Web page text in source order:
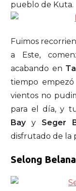
pueblo de Kuta.
Fuimos
a Este,
acabando en
tiempo
vientos no
para el día, y
Bayy Seger
disfrutado de la
Selong